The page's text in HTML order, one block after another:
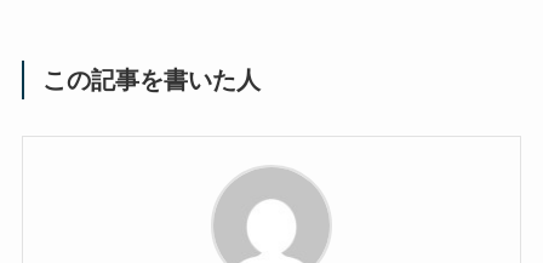
この記事を書いた人